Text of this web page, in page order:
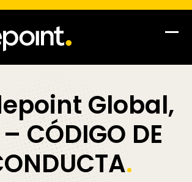
Global,
CÓDIGO DE
.